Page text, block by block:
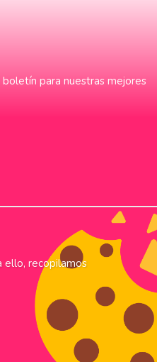
boletín para nuestras mejores
Alltid låga priser
ello, recopilamos